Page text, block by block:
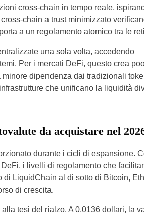
cross-chain in tempo reale,
chain a trust minimizzato
a un regolamento atomico tra le
una sola volta, accedendo
Per i mercati DeFi, questo crea
dipendenza dai tradizionali
che unificano la liquidità
da acquistare nel
durante i cicli di espansione.
i livelli di regolamento che
di LiquidChain al di sotto di Bitcoin,
di crescita.
tesi del rialzo. A 0,0136 dollari, la